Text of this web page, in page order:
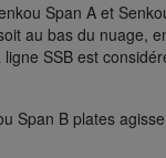
Span A et
au bas du nuage,
SSB est
Span B plates